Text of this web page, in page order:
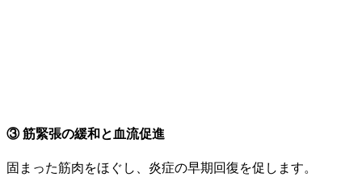
③ 筋緊張の緩和と血流促進
固まった筋肉をほぐし、炎症の早期回復を促します。